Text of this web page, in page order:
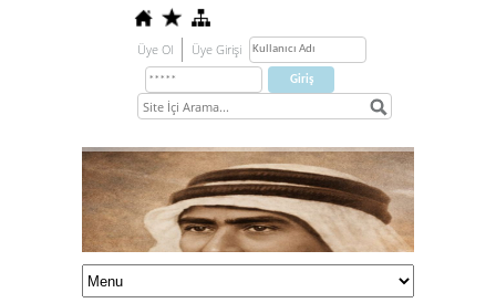
Üye Ol Üye Girişi